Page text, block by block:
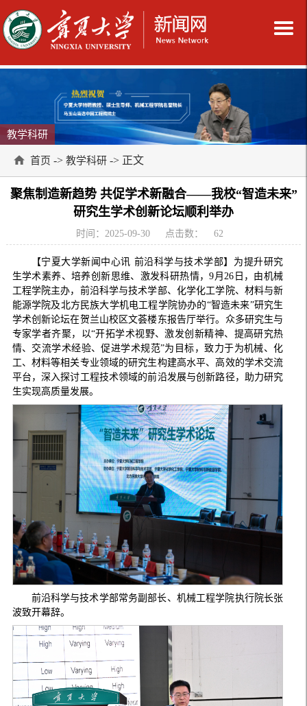
教学科研
首页 -> 教学科研 -> 正文
聚焦制造新趋势 共促学术新融合——我校“智造未来”
研究生学术创新论坛顺利举办
时间：2025-09-30 点击数： 62
【宁夏大学新闻中心讯 前沿科学与技术学部】为提升研究
生学术素养、培养创新思维、激发科研热情，9月26日，由机械
工程学院主办，前沿科学与技术学部、化学化工学院、材料与新
能源学院及北方民族大学机电工程学院协办的“智造未来”研究生
学术创新论坛在贺兰山校区文荟楼东报告厅举行。众多研究生与
专家学者齐聚，以“开拓学术视野、激发创新精神、提高研究热
情、交流学术经验、促进学术规范”为目标，致力于为机械、化
工、材料等相关专业领域的研究生构建高水平、高效的学术交流
平台，深入探讨工程技术领域的前沿发展与创新路径，助力研究
生实现高质量发展。
前沿科学与技术学部常务副部长、机械工程学院执行院长张
波致开幕辞。